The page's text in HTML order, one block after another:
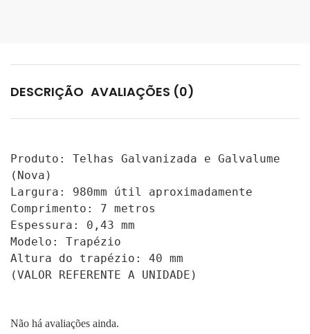
DESCRIÇÃO AVALIAÇÕES (0)
Produto: Telhas Galvanizada e Galvalume
(Nova)
Largura: 980mm útil aproximadamente
Comprimento: 7 metros
Espessura: 0,43 mm
Modelo: Trapézio
Altura do trapézio: 40 mm
(VALOR REFERENTE A UNIDADE)
Não há avaliações ainda.